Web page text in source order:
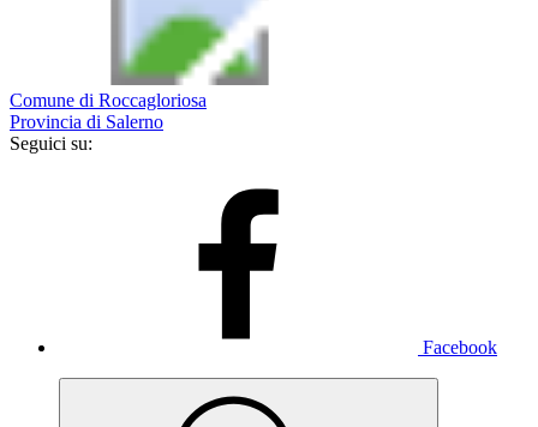
Comune di Roccagloriosa
Provincia di Salerno
Seguici su:
Facebook